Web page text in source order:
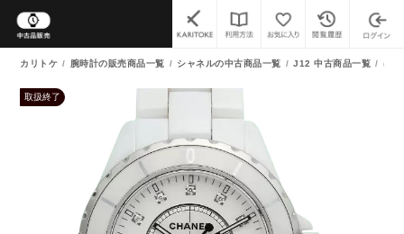
カリトケ 腕時計の販売商品一覧 シャネルの中古商品一覧 J12 中古商品一覧 (中
取扱終了